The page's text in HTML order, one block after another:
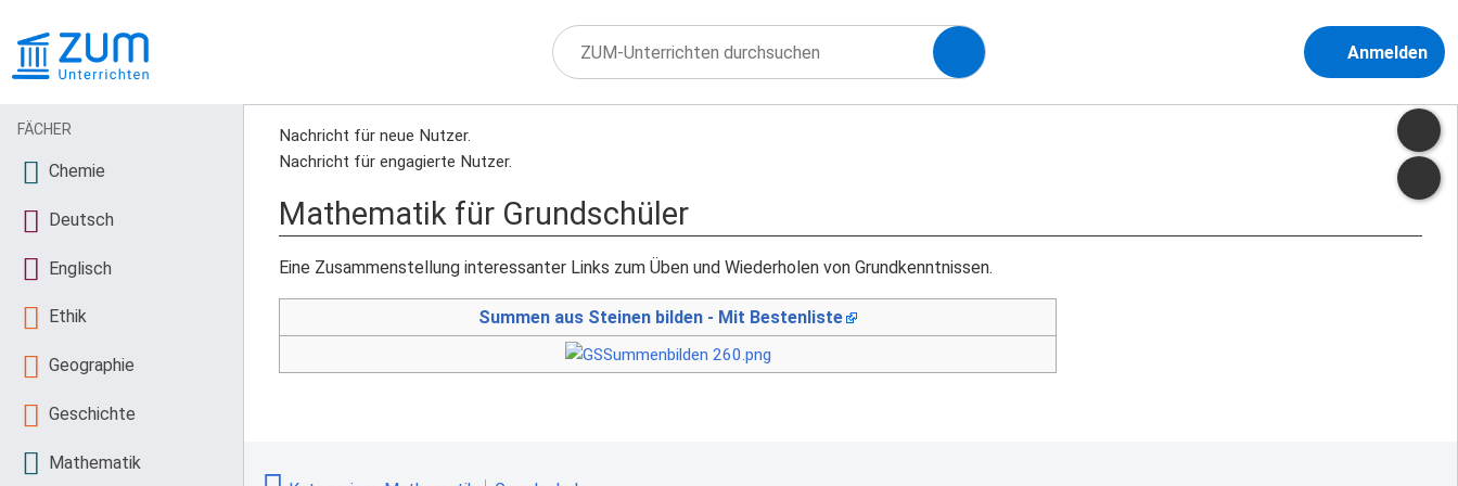
Anmelden
Nachricht für neue Nutzer.
Nachricht für engagierte Nutzer.
Mathematik für Grundschüler
Eine Zusammenstellung interessanter Links zum Üben und Wiederholen von Grundkenntnissen.
Summen aus Steinen bilden - Mit Bestenliste
FÄCHER
Chemie
Deutsch
Englisch
Ethik
Geographie
Geschichte
Mathematik